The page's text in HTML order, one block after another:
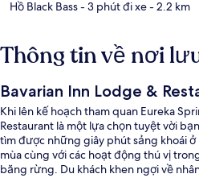
Hồ Black Bass- 3 phút đi xe- 2.2 km
Thông tin về nơi
Bavarian Inn Lodge &
Khi lên kế hoạch tham quan Eureka
Restaurant là một lựa chọn tuyệt vời
tìm được những giây phút sảng khoái
mùa cùng với các hoạt động thú vị
băng rừng. Du khách khen ngợi về